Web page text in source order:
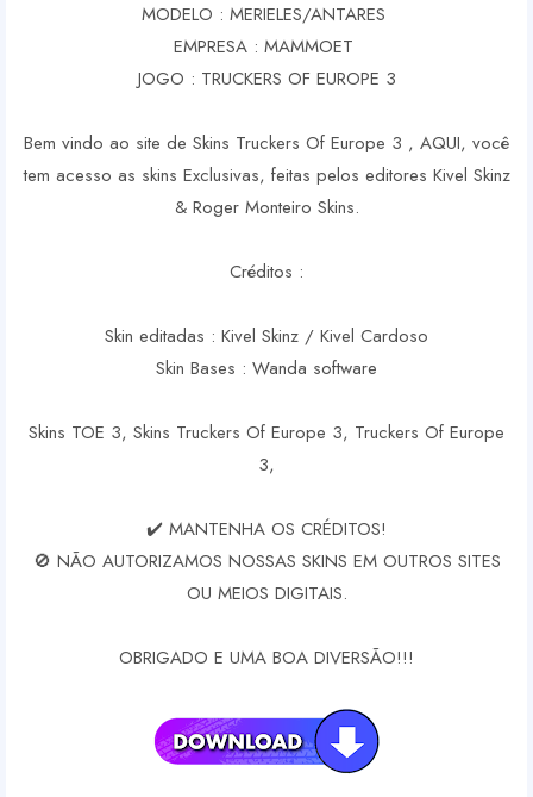
MODELO : MERIELES/ANTARES
EMPRESA : MAMMOET
JOGO : TRUCKERS OF EUROPE 3
Bem vindo ao site de Skins Truckers Of Europe 3 , AQUI, você
tem acesso as skins Exclusivas, feitas pelos editores Kivel Skinz
& Roger Monteiro Skins.
Créditos :
Skin editadas : Kivel Skinz / Kivel Cardoso
Skin Bases : Wanda software
Skins TOE 3, Skins Truckers Of Europe 3, Truckers Of Europe
3,
✔️ MANTENHA OS CRÉDITOS!
🚫 NÃO AUTORIZAMOS NOSSAS SKINS EM OUTROS SITES
OU MEIOS DIGITAIS.
OBRIGADO E UMA BOA DIVERSÃO!!!